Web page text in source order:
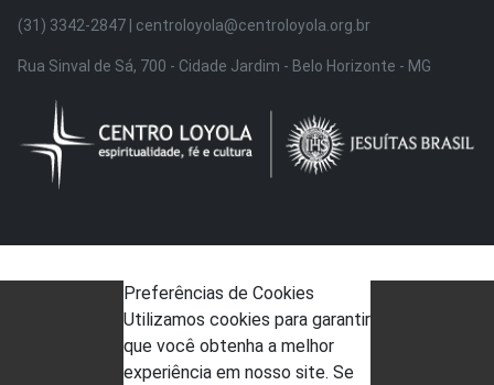
(31) 3342-2847 | centroloyola@centroloyola.org.br
Rua Sinval de Sá, 700 - Cidade Jardim - Belo Horizonte - MG
Preferências de Cookies
Utilizamos cookies para garantir
que você obtenha a melhor
experiência em nosso site. Se